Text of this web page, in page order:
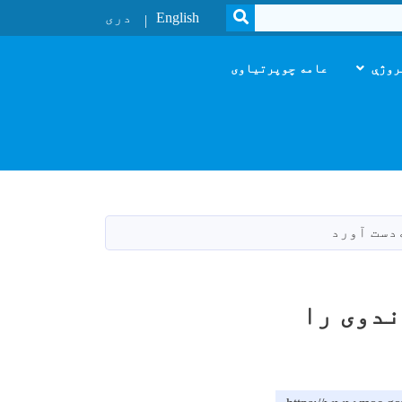
SEARCH
English دری
عامه چوپرتیاوی
آورد
را